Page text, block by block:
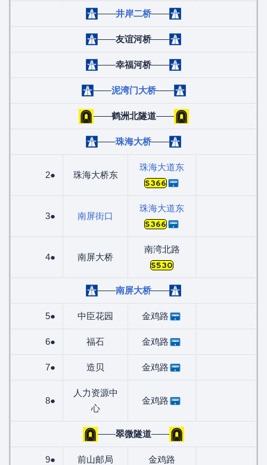
——井岸二桥——
——友谊河桥——
——幸福河桥——
——泥湾门大桥——
——鹤洲北隧道——
——珠海大桥——
2● 珠海大桥东
珠海大道东
S366
3● 南屏街口
珠海大道东
S366
4● 南屏大桥
南湾北路
S530
——南屏大桥——
5● 中臣花园 金鸡路
6● 福石 金鸡路
7● 造贝 金鸡路
8●
人力资源中
心
金鸡路
——翠微隧道——
9● 前山邮局 金鸡路